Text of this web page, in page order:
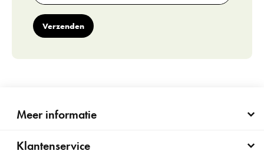
Verzenden
Meer informatie
Klantenservice